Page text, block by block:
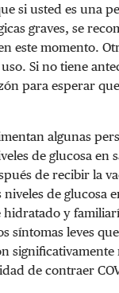
si usted es una
graves, se
este momento.
Si no tiene
para esperar
algunas
de glucosa en
de recibir la
de glucosa
y
síntomas leves
significativamente
de contraer